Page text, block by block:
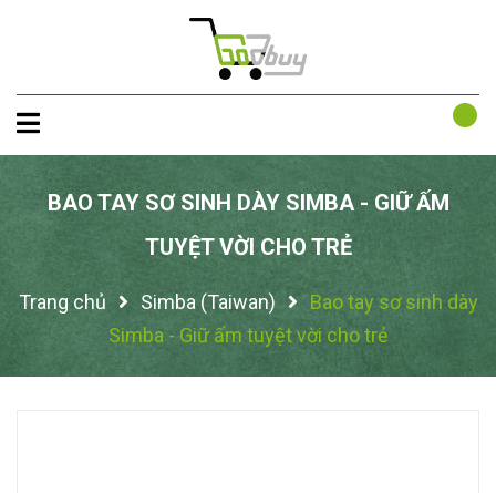
BAO TAY SƠ SINH DÀY SIMBA - GIỮ ẤM
TUYỆT VỜI CHO TRẺ
Trang chủ Simba (Taiwan)
Bao tay sơ sinh dày
Simba - Giữ ấm tuyệt vời cho trẻ